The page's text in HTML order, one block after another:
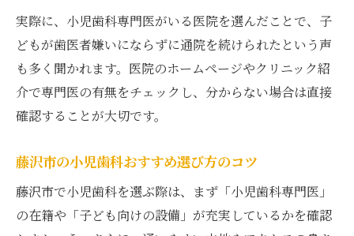
子どもの不安をなくす歯医者の取り組み
歯医者選びで後悔しないポイントを紹介
小児歯科専門医 近くで安心を見つける方法
実際に、小児歯科専門医がいる医院を選んだことで、子
どもが歯医者嫌いにならずに通院を続けられたという声
も多く聞かれます。医院のホームページやクリニック紹
介で専門医の有無をチェックし、分からない場合は直接
確認することが大切です。
藤沢市の小児歯科おすすめ選び方のコツ
藤沢市で小児歯科を選ぶ際は、まず「小児歯科専門医」
の在籍や「子ども向けの設備」が充実しているかを確認